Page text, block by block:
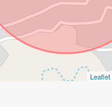
Leaflet